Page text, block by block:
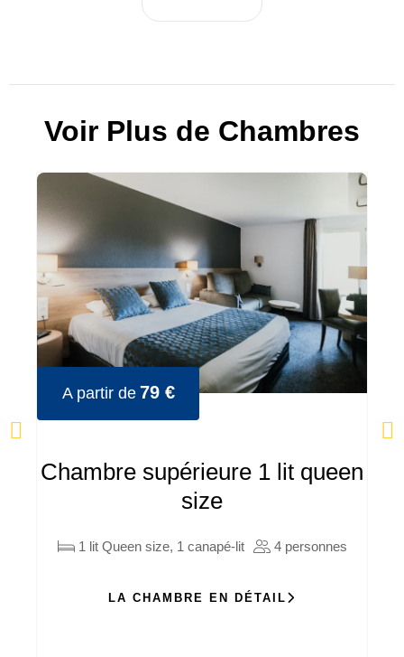
Voir Plus de Chambres
A partir de 79 €
Chambre supérieure 1 lit queen
size
1 lit Queen size, 1 canapé-lit 4 personnes
LA CHAMBRE EN DÉTAIL